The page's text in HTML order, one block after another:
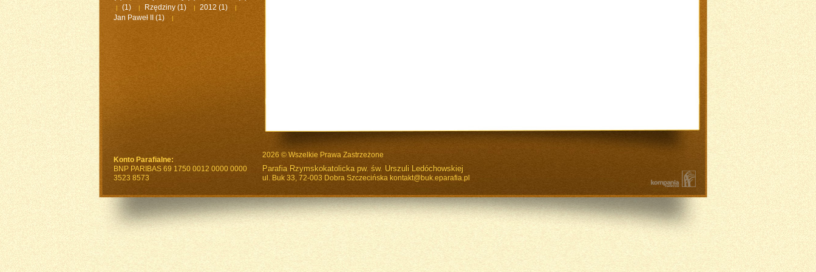
| (1) | Rzędziny (1) | 2012 (1) |
Jan Paweł II (1) |
2026 © Wszelkie Prawa Zastrzeżone
Parafia Rzymskokatolicka pw. św. Urszuli Ledóchowskiej
ul. Buk 33, 72-003 Dobra Szczecińska
Konto Parafialne:
BNP PARIBAS 69 1750 0012 0000 0000
3523 8573
kontakt@buk.eparafia.pl